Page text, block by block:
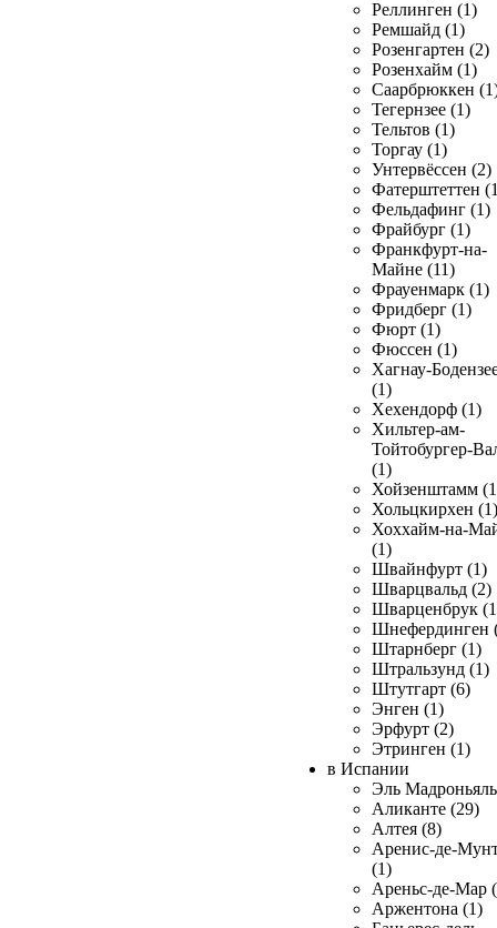
Реллинген (1)
Ремшайд (1)
Розенгартен (2)
Розенхайм (1)
Саарбрюккен
Тегернзее (1)
Тельтов (1)
Торгау (1)
Унтервёссен (2)
Фатерштеттен
Фельдафинг (1)
Фрайбург (1)
Франкфурт-на-
Майне (11)
Фрауенмарк (1)
Фридберг (1)
Фюрт (1)
Фюссен (1)
Хагнау-
(1)
Хехендорф (1)
Хильтер-ам-
Тойтобургер-
(1)
Хойзенштамм
Хольцкирхен (1)
Хоххайм-на-
(1)
Швайнфурт (1)
Шварцвальд (2)
Шварценбрук
Шнефердинген
Штарнберг (1)
Штральзунд (1)
Штутгарт (6)
Энген (1)
Эрфурт (2)
Этринген (1)
в Испании
Эль
Аликанте (29)
Алтея (8)
Аренис-де-
(1)
Ареньс-де-Мар
Аржентона (1)